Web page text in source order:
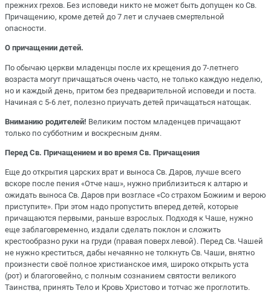
прежних грехов. Без исповеди никто не может быть допущен ко Св.
Причащению, кроме детей до 7 лет и случаев смертельной
опасности.
О причащении детей.
По обычаю церкви младенцы после их крещения до 7-летнего
возраста могут причащаться очень часто, не только каждую неделю,
но и каждый день, притом без предварительной исповеди и поста.
Начиная с 5-6 лет, полезно приучать детей причащаться натощак.
Вниманию родителей! Великим постом младенцев причащают
только по субботним и воскресным дням.
Перед Св. Причащением и во время Св. Причащения
Еще до открытия царских врат и выноса Св. Даров, лучше всего
вскоре после пения «Отче наш», нужно приблизиться к алтарю и
ожидать выноса Св. Даров при возгласе «Со страхом Божиим и верою
приступите». При этом надо пропустить вперед детей, которые
причащаются первыми, раньше взрослых. Подходя к Чаше, нужно
еще заблаговременно, издали сделать поклон и сложить
крестообразно руки на груди (правая поверх левой). Перед Св. Чашей
не нужно креститься, дабы нечаянно не толкнуть Св. Чаши, внятно
произнести своё полное христианское имя, широко открыть уста
(рот) и благоговейно, с полным сознанием святости великого
Таинства, принять Тело и Кровь Христово и тотчас же проглотить.